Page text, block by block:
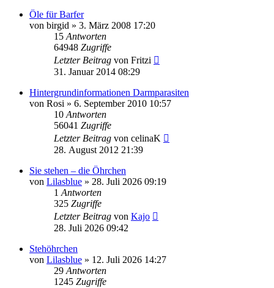
Öle für Barfer
von birgid » 3. März 2008 17:20
15 Antworten
64948 Zugriffe
Letzter Beitrag von Fritzi
31. Januar 2014 08:29
Hintergrundinformationen Darmparasiten
von Rosi » 6. September 2010 10:57
10 Antworten
56041 Zugriffe
Letzter Beitrag von celinaK
28. August 2012 21:39
Sie stehen – die Öhrchen
von Lilasblue » 28. Juli 2026 09:19
1 Antworten
325 Zugriffe
Letzter Beitrag von Kajo
28. Juli 2026 09:42
Stehöhrchen
von Lilasblue » 12. Juli 2026 14:27
29 Antworten
1245 Zugriffe